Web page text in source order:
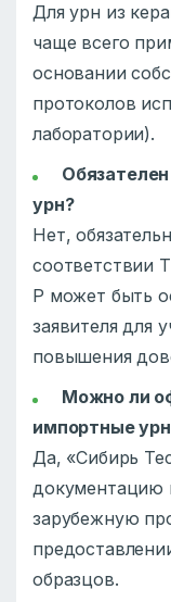
Для урн из
чаще всего
основании
протоколов
лаборатории).
урн?
Нет,
соответствии
Р может быть
заявителя для
повышения
Можно ли
импортные
Да, «Сибирь
документацию
зарубежную
образцов.